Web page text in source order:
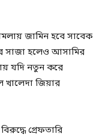
জামিন হবে সাবেক
সাজা হলেও আসামির
যদি নতুন করে
খালেদা জিয়ার
গ্রেফতারি